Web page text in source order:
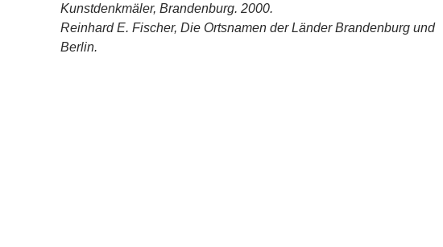
Kunstdenkmäler, Brandenburg. 2000.
Reinhard E. Fischer, Die Ortsnamen der Länder Brandenburg und
Berlin.